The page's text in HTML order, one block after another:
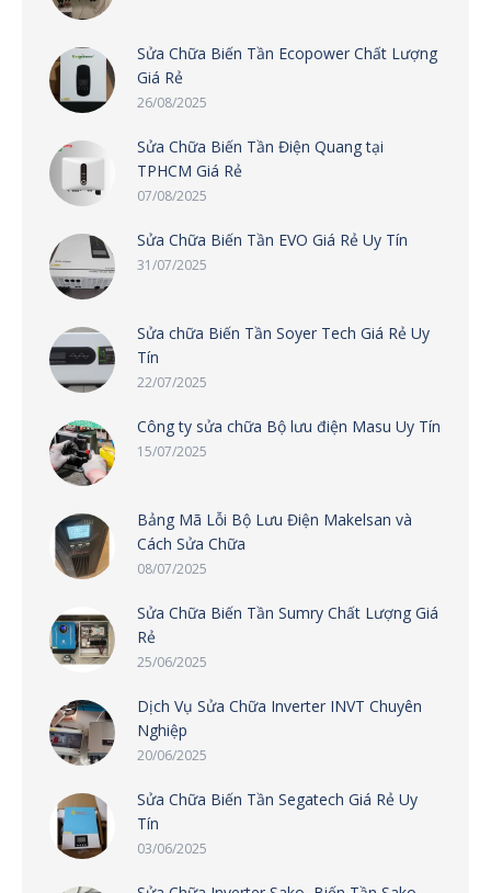
Sửa Chữa Biến Tần Ecopower Chất Lượng
Giá Rẻ
26/08/2025
Sửa Chữa Biến Tần Điện Quang tại
TPHCM Giá Rẻ
07/08/2025
Sửa Chữa Biến Tần EVO Giá Rẻ Uy Tín
31/07/2025
Sửa chữa Biến Tần Soyer Tech Giá Rẻ Uy
Tín
22/07/2025
Công ty sửa chữa Bộ lưu điện Masu Uy Tín
15/07/2025
Bảng Mã Lỗi Bộ Lưu Điện Makelsan và
Cách Sửa Chữa
08/07/2025
Sửa Chữa Biến Tần Sumry Chất Lượng Giá
Rẻ
25/06/2025
Dịch Vụ Sửa Chữa Inverter INVT Chuyên
Nghiệp
20/06/2025
Sửa Chữa Biến Tần Segatech Giá Rẻ Uy
Tín
03/06/2025